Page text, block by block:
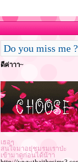
Do you miss me
ดีค่าาา~
เธอๆ
สนใจมาอยุ่ชมรมเราป่ะ
เข้ามาดูก่อนได้น้าา